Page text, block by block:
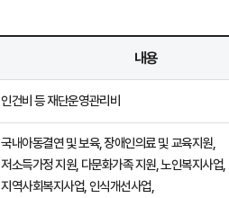
내용
인건비 등 재단운영관리비
국내아동결연 및 보육, 장애인의료 및 교육지원,
저소득가정 지원, 다문화가족 지원, 노인복지사업,
지역사회복지사업, 인식개선사업,